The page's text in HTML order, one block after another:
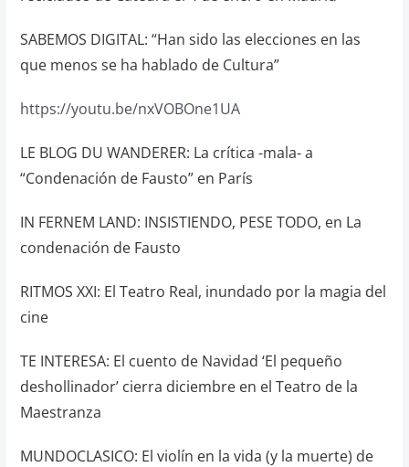
SABEMOS DIGITAL: “Han sido las elecciones en las
que menos se ha hablado de Cultura”
https://youtu.be/nxVOBOne1UA
LE BLOG DU WANDERER: La crítica -mala- a
“Condenación de Fausto” en París
IN FERNEM LAND: INSISTIENDO, PESE TODO, en La
condenación de Fausto
RITMOS XXI: El Teatro Real, inundado por la magia del
cine
TE INTERESA: El cuento de Navidad ‘El pequeño
deshollinador’ cierra diciembre en el Teatro de la
Maestranza
MUNDOCLASICO: El violín en la vida (y la muerte) de